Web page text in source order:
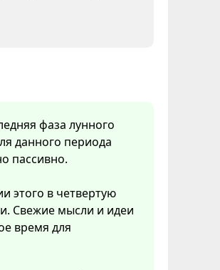
фаза лунного
данного периода
пассивно.
этого в четвертую
Свежие мысли и идеи
время для